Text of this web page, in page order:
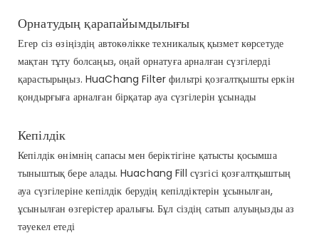
Орнатудың қарапайымдылығы
Егер сіз өзіңіздің автокөлікке техникалық қызмет көрсетуде
мақтан тұту болсаңыз, оңай орнатуға арналған сүзгілерді
қарастырыңыз. HuaChang Filter фильтрі қозғалтқышты еркін
қондырғыға арналған бірқатар ауа сүзгілерін ұсынады
Кепілдік
Кепілдік өнімнің сапасы мен беріктігіне қатысты қосымша
тыныштық бере алады. Huachang Fill сүзгісі қозғалтқыштың
ауа сүзгілеріне кепілдік берудің кепілдіктерін ұсынылған,
ұсынылған өзгерістер аралығы. Бұл сіздің сатып алуыңызды аз
тәуекел етеді